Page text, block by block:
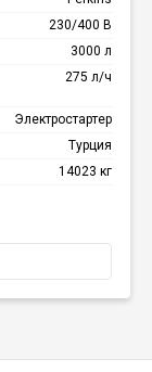
230/400 В
3000 л
275 л/ч
Электростартер
Турция
14023 кг